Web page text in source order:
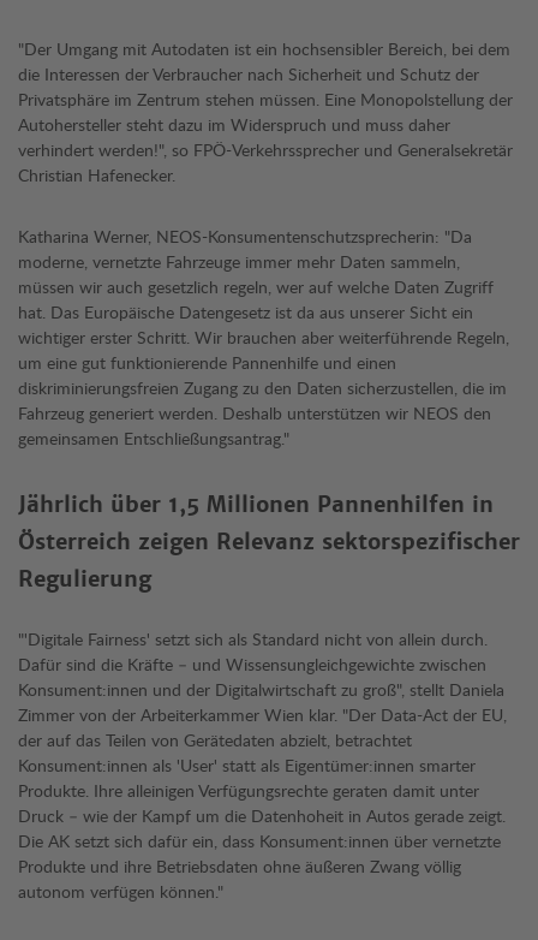
"Der Umgang mit Autodaten ist ein hochsensibler Bereich, bei dem
die Interessen der Verbraucher nach Sicherheit und Schutz der
Privatsphäre im Zentrum stehen müssen. Eine Monopolstellung der
Autohersteller steht dazu im Widerspruch und muss daher
verhindert werden!", so FPÖ-Verkehrssprecher und Generalsekretär
Christian Hafenecker.
Katharina Werner, NEOS-Konsumentenschutzsprecherin: "Da
moderne, vernetzte Fahrzeuge immer mehr Daten sammeln,
müssen wir auch gesetzlich regeln, wer auf welche Daten Zugriff
hat. Das Europäische Datengesetz ist da aus unserer Sicht ein
wichtiger erster Schritt. Wir brauchen aber weiterführende Regeln,
um eine gut funktionierende Pannenhilfe und einen
diskriminierungsfreien Zugang zu den Daten sicherzustellen, die im
Fahrzeug generiert werden. Deshalb unterstützen wir NEOS den
gemeinsamen Entschließungsantrag."
Jährlich über 1,5 Millionen Pannenhilfen in
Österreich zeigen Relevanz sektorspezifischer
Regulierung
"'Digitale Fairness' setzt sich als Standard nicht von allein durch.
Dafür sind die Kräfte – und Wissensungleichgewichte zwischen
Konsument:innen und der Digitalwirtschaft zu groß", stellt Daniela
Zimmer von der Arbeiterkammer Wien klar. "Der Data-Act der EU,
der auf das Teilen von Gerätedaten abzielt, betrachtet
Konsument:innen als 'User' statt als Eigentümer:innen smarter
Produkte. Ihre alleinigen Verfügungsrechte geraten damit unter
Druck – wie der Kampf um die Datenhoheit in Autos gerade zeigt.
Die AK setzt sich dafür ein, dass Konsument:innen über vernetzte
Produkte und ihre Betriebsdaten ohne äußeren Zwang völlig
autonom verfügen können."